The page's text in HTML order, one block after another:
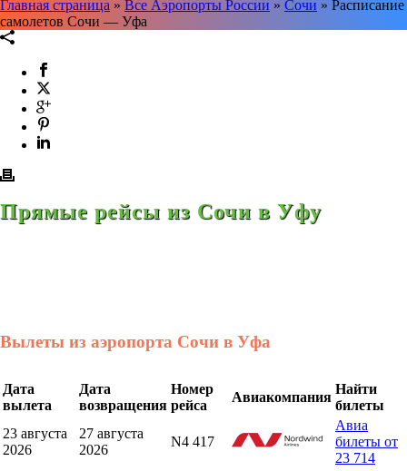
Главная страница » Все Аэропорты России » Сочи » Расписание
самолетов Сочи — Уфа
Прямые рейсы из Сочи в Уфу
Вылеты из аэропорта Сочи в Уфа
Дата
вылета
Дата
возвращения
Номер
рейса
Авиакомпания
Найти
билеты
23 августа
2026
27 августа
2026
N4 417
Авиа
билеты от
23 714